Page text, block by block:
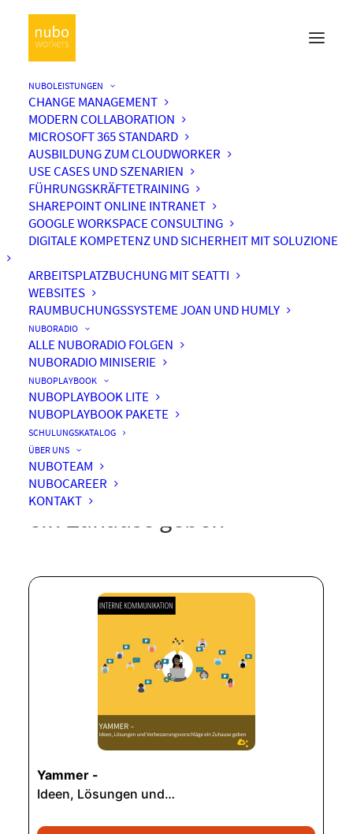
NUBOLEISTUNGEN
CHANGE MANAGEMENT
MODERN COLLABORATION
MICROSOFT 365 STANDARD
AUSBILDUNG ZUM CLOUDWORKER
USE CASES UND SZENARIEN
FÜHRUNGSKRÄFTETRAINING
SHAREPOINT ONLINE INTRANET
GOOGLE WORKSPACE CONSULTING
DIGITALE KOMPETENZ UND SICHERHEIT MIT SOLUZIONE
ARBEITSPLATZBUCHUNG MIT SEATTI
WEBSITES
RAUMBUCHUNGSSYSTEME JOAN UND HUMLY
NUBORADIO
ALLE NUBORADIO FOLGEN
NUBORADIO MINISERIE
NUBOPLAYBOOK
NUBOPLAYBOOK LITE
NUBOPLAYBOOK PAKETE
SCHULUNGSKATALOG
ÜBER UNS
NUBOTEAM
NUBOCAREER
KONTAKT
Yammer – Ideen, Lösungen
und
Verbesserungsvorschläge
ein Zuhause geben